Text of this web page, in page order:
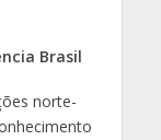
Brasil
norte-